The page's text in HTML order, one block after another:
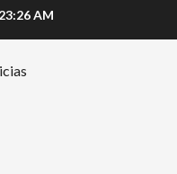
AM